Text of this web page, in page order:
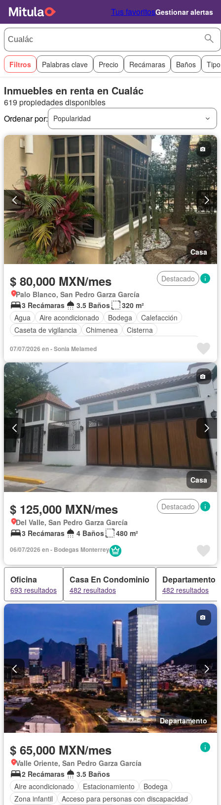
Tus favoritosGestionar alertas
Filtros Palabras clave Precio Recámaras Baños
Inmuebles en renta en Cualác
619 propiedades disponibles
Ordenar por:
Popularidad
Casa
$ 80,000 MXN/mes
Destacado
Palo Blanco, San Pedro Garza García
3 Recámaras
3.5 Baños
320 m²
Agua
Aire acondicionado Bodega
Calefacción
Caseta de vigilancia
Chimenea
Cisterna
Electricidad
Estacionamiento
Recámara con closet
Permite mascotas
Sin amueblar
07/07/2026 en - Sonia Melamed
Casa
$ 125,000 MXN/mes
Destacado
Del Valle, San Pedro Garza García
3 Recámaras
4 Baños 480 m²
06/07/2026 en - Bodegas Monterrey
Oficina
693 resultados
Casa En Condominio
482 resultados
Departamento
482 resultados
Departamento
$ 65,000 MXN/mes
Valle Oriente, San Pedro Garza García
2 Recámaras
3.5 Baños
Aire acondicionado
Estacionamiento
Bodega
Zona infantil
Acceso para personas con discapacidad